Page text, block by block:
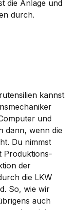
die Anlage und
durch.
kannst
und
dann, wenn die
Du nimmst
Produktions-
der
die LKW
So, wie wir
auch